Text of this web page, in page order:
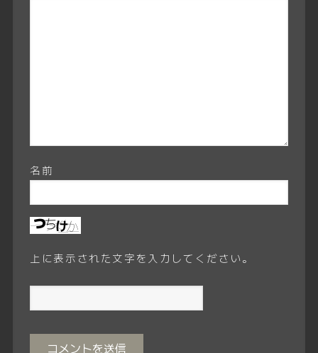
名前
上に表示された文字を入力してください。